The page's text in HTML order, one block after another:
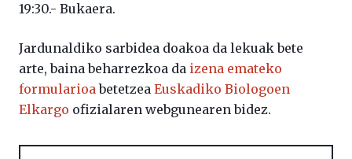
19:30.- Bukaera.
Jardunaldiko sarbidea doakoa da lekuak bete
arte, baina beharrezkoa da izena emateko
formularioabetetzea Euskadiko Biologoen
Elkargo ofizialaren webgunearen bidez.